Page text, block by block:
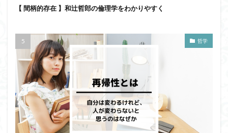
【 間柄的存在 】和辻哲郎の倫理学をわかりやすく
哲学